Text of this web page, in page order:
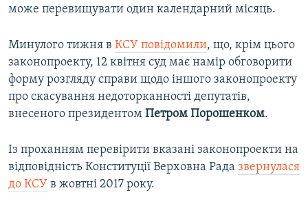
може перевищувати один календарний місяць.
Минулого тижня в КСУ повідомили, що, крім цього
законопроекту, 12 квітня суд має намір обговорити
форму розгляду справи щодо іншого законопроекту
про скасування недоторканності депутатів,
внесеного президентом Петром Порошенком.
Із проханням перевірити вказані законопроекти на
відповідність Конституції Верховна Рада звернулася
до КСУ в жовтні 2017 року.